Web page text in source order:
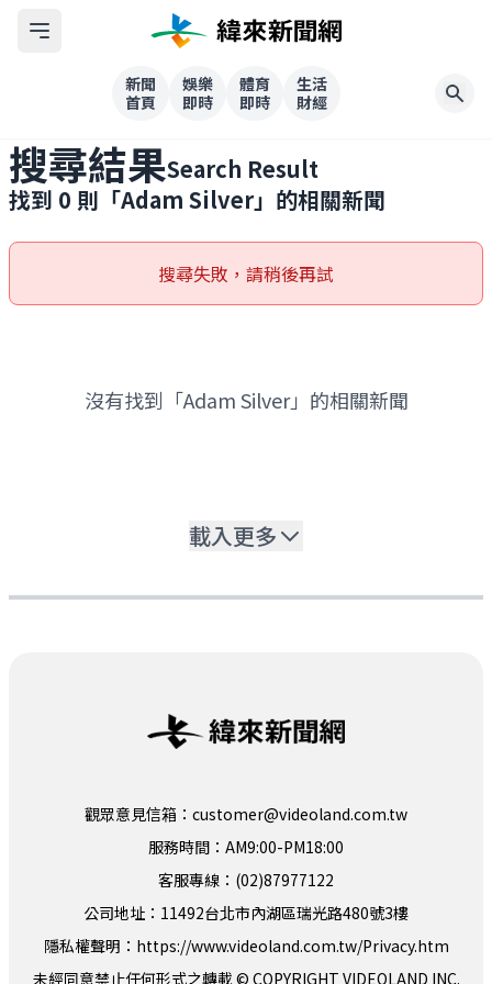
新聞
首頁
娛樂
即時
體育
即時
生活
財經
搜尋結果Search Result
找到 0 則「Adam Silver」的相關新聞
搜尋失敗，請稍後再試
沒有找到「Adam Silver」的相關新聞
載入更多
觀眾意見信箱：customer@videoland.com.tw
服務時間：AM9:00-PM18:00
客服專線：(02)87977122
公司地址：11492台北市內湖區瑞光路480號3樓
隱私權聲明： https://www.videoland.com.tw/Privacy.htm
未經同意禁止任何形式之轉載 © COPYRIGHT VIDEOLAND INC.